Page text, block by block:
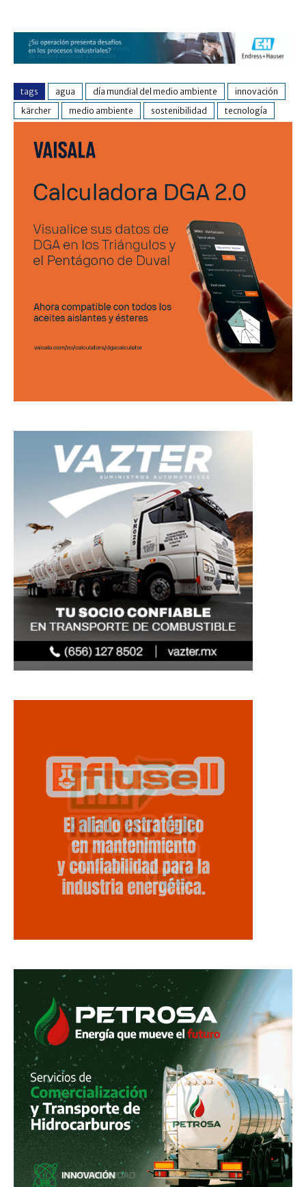
tags agua día mundial del medio ambiente
innovación
kärcher
medio ambiente sostenibilidad tecnología